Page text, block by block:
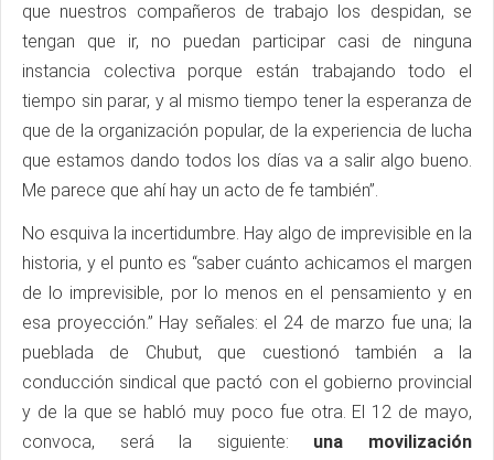
que nuestros compañeros de trabajo los despidan, se
tengan que ir, no puedan participar casi de ninguna
instancia colectiva porque están trabajando todo el
tiempo sin parar, y al mismo tiempo tener la esperanza de
que de la organización popular, de la experiencia de lucha
que estamos dando todos los días va a salir algo bueno.
Me parece que ahí hay un acto de fe también”.
No esquiva la incertidumbre. Hay algo de imprevisible en la
historia, y el punto es “saber cuánto achicamos el margen
de lo imprevisible, por lo menos en el pensamiento y en
esa proyección.” Hay señales: el 24 de marzo fue una; la
pueblada de Chubut, que cuestionó también a la
conducción sindical que pactó con el gobierno provincial
y de la que se habló muy poco fue otra. El 12 de mayo,
convoca, será la siguiente: una movilización